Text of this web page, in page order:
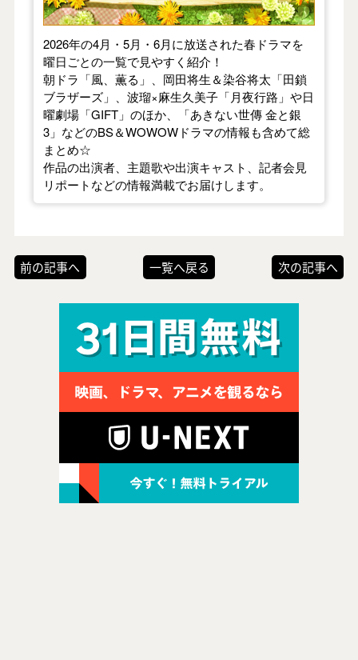
2026年の4月・5月・6月に放送された春ドラマを
曜日ごとの一覧で見やすく紹介！
朝ドラ「風、薫る」、岡田将生＆染谷将太「田鎖
ブラザーズ」、波瑠×麻生久美子「月夜行路」や日
曜劇場「GIFT」のほか、「あきない世傳 金と銀
3」などのBS＆WOWOWドラマの情報も含めて総
まとめ☆
作品の出演者、主題歌や出演キャスト、記者会見
リポートなどの情報満載でお届けします。
前の記事へ 一覧へ戻る 次の記事へ